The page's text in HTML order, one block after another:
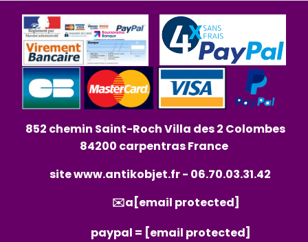
852 chemin Saint-Roch Villa des 2 Colombes
84200 carpentras France
sitewww.antikobjet.fr- 06.70.03.31.42
✉️a [email protected]
paypal = [email protected]